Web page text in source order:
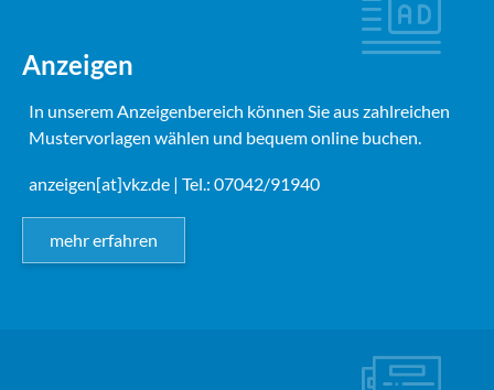
Anzeigen
In unserem Anzeigenbereich können Sie aus zahlreichen
Mustervorlagen wählen und bequem online buchen.
anzeigen[at]vkz.de | Tel.: 07042/91940
mehr erfahren